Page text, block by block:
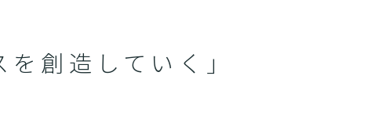
創造していく」